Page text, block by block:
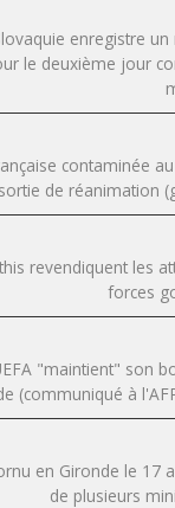
enregistre
le deuxième jour
contaminée
de réanimation
revendiquent les
forces
"maintient" son
(communiqué à
en Gironde le 17
de plusieurs